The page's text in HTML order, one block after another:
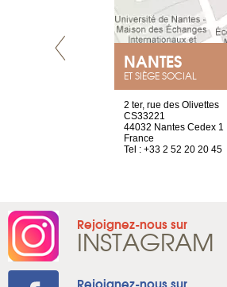
NANTES
ET SIÈGE SOCIAL
2 ter, rue des Olivettes
CS33221
44032 Nantes Cedex 1
France
Tel : +33 2 52 20 20 45
Rejoignez-nous sur
INSTAGRAM
Rejoignez-nous sur